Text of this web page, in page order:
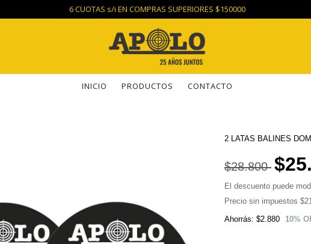
6 CUOTAS s/i EN COMPRAS SUPERIORES $150000
INICIO PRODUCTOS CONTACTO
2 LATAS BALINES
$28.800
El descuento puede
Precio sin impuestos
Ahorrás: $2.880 10%